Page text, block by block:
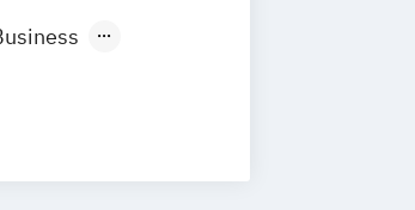
Neu-Ulm